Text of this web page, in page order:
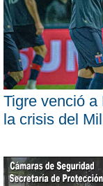
Tigre venció
la crisis del